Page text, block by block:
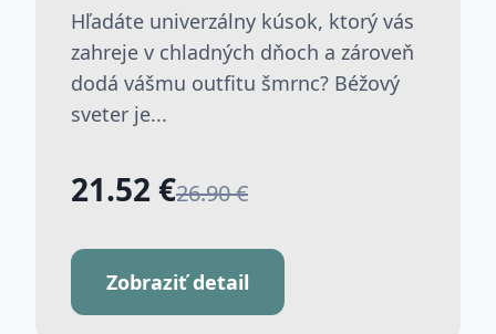
Hľadáte univerzálny kúsok, ktorý vás
zahreje v chladných dňoch a zároveň
dodá vášmu outfitu šmrnc? Béžový
sveter je...
21.52 €26.90 €
Zobraziť detail